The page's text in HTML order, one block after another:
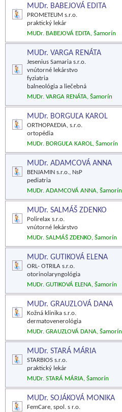
MUDr. BABEJOVÁ EDITA
PROMETEUM s.r.o.
praktický lekár
MUDr. BABEJOVÁ EDITA, Šamorín
MUDr. VARGA RENÁTA
Jesenius Samaria s.r.o.
vnútorné lekárstvo
fyziatria
balneológia a liečebná
MUDr. VARGA RENÁTA, Šamorín
MUDr. BORGUĽA KAROL
ORTHOPAEDIA, s.r.o.
ortopédia
MUDr. BORGUĽA KAROL, Šamorín
MUDr. ADAMCOVÁ ANNA
BENJAMIN s.r.o., NsP
pediatria
MUDr. ADAMCOVÁ ANNA, Šamorín
MUDr. SALMÁŠ ZDENKO
Polirelax s.r.o.
vnútorné lekárstvo
MUDr. SALMÁŠ ZDENKO, Šamorín
MUDr. GUTIKOVÁ ELENA
ORL- OTRILA s.r.o.
otorinolaryngológia
MUDr. GUTIKOVÁ ELENA, Šamorín
MUDr. GRAUZLOVÁ DANA
Kožná klinika s.r.o.
dermatovenerológia
MUDr. GRAUZLOVÁ DANA, Šamorín
MUDr. STARÁ MÁRIA
STARBIOS s.r.o.
praktický lekár
MUDr. STARÁ MÁRIA, Šamorín
MUDr. SOJÁKOVÁ MONIKA
FemCare, spol. s r.o.